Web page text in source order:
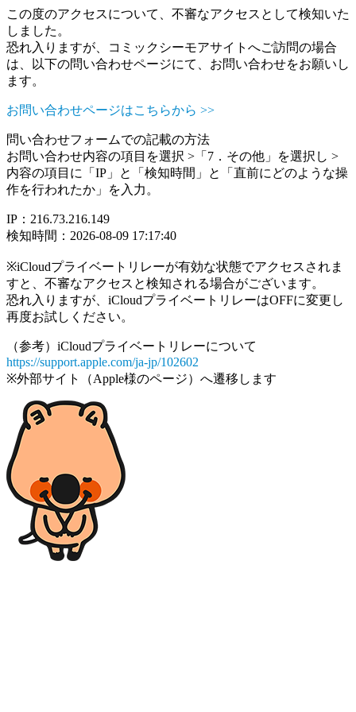
この度のアクセスについて、不審なアクセスとして検知いた
しました。
恐れ入りますが、コミックシーモアサイトへご訪問の場合
は、以下の問い合わせページにて、お問い合わせをお願いし
ます。
お問い合わせページはこちらから >>
問い合わせフォームでの記載の方法
お問い合わせ内容の項目を選択 >「7．その他」を選択し >
内容の項目に「IP」と「検知時間」と「直前にどのような操
作を行われたか」を入力。
IP：216.73.216.149
検知時間：2026-08-09 17:17:40
※iCloudプライベートリレーが有効な状態でアクセスされま
すと、不審なアクセスと検知される場合がございます。
恐れ入りますが、iCloudプライベートリレーはOFFに変更し
再度お試しください。
（参考）iCloudプライベートリレーについて
https://support.apple.com/ja-jp/102602
※外部サイト（Apple様のページ）へ遷移します